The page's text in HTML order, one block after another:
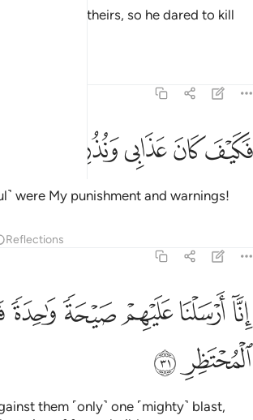
companion of theirs, so he dared to kill
فكيف كان عذابي ونذر ٣٠
فَكَيْفَ كَانَ عَذَابِى وَنُذُرِ ٣٠
ﱐﱑﱒﱓ
were My punishment and warnings!
Reflections
انا ارسلنا عليهم صيحة واحدة فكانوا كهشيم
إِنَّآ أَرْسَلْنَا عَلَيْهِمْ صَيْحَةًۭ وَٰحِدَةًۭ
ﱕﱖﱗﱘﱙ
ﱜﱝ
them ˹only˺ one ˹mighty˺ blast,